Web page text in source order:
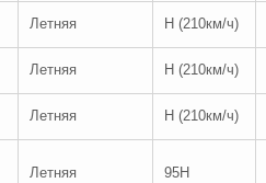
Летняя H (210км/ч)
Летняя H (210км/ч)
Летняя H (210км/ч)
Летняя 95H